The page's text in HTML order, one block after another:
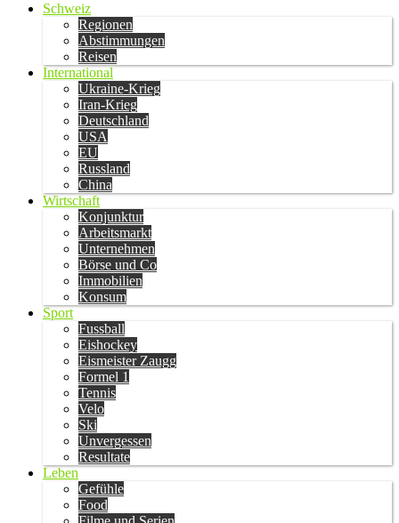
Schweiz
Regionen
Abstimmungen
Reisen
International
Ukraine-Krieg
Iran-Krieg
Deutschland
USA
EU
Russland
China
Wirtschaft
Konjunktur
Arbeitsmarkt
Unternehmen
Börse und Co
Immobilien
Konsum
Sport
Fussball
Eishockey
Eismeister Zaugg
Formel 1
Tennis
Velo
Ski
Unvergessen
Resultate
Leben
Gefühle
Food